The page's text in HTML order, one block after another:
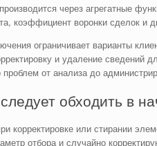
через агрегатные
коэффициент воронки сделок и
ограничивает варианты
и удаление сведений
от анализа до
обходить в
корректировке или стирании
отбора и случайно